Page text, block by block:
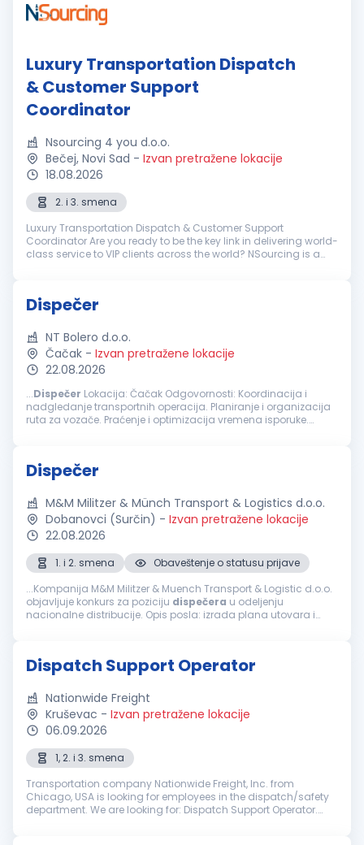
Luxury Transportation Dispatch
& Customer Support
Coordinator
Nsourcing 4 you d.o.o.
Bečej, Novi Sad - Izvan pretražene lokacije
18.08.2026
2. i 3. smena
Luxury Transportation Dispatch & Customer Support
Coordinator Are you ready to be the key link in delivering world-
class service to VIP clients across the world? NSourcing is a
Dispečer
NT Bolero d.o.o.
Čačak - Izvan pretražene lokacije
22.08.2026
...Dispečer Lokacija: Čačak Odgovornosti: Koordinacija i
nadgledanje transportnih operacija. Planiranje i organizacija
ruta za vozače. Praćenje i optimizacija vremena isporuke.
Dispečer
M&M Militzer & Münch Transport & Logistics d.o.o.
Dobanovci (Surčin) - Izvan pretražene lokacije
22.08.2026
1. i 2. smena
Obaveštenje o statusu prijave
...Kompanija M&M Militzer & Muench Transport & Logistic d.o.o.
objavljuje konkurs za poziciju dispečera u odeljenju
nacionalne distribucije. Opis posla: izrada plana utovara i
Dispatch Support Operator
Nationwide Freight
Kruševac - Izvan pretražene lokacije
06.09.2026
1, 2. i 3. smena
Transportation company Nationwide Freight, Inc. from
Chicago, USA is looking for employees in the dispatch/safety
department. We are looking for: Dispatch Support Operator.